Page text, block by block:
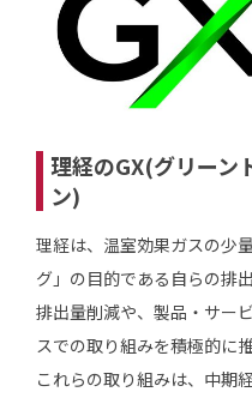
理経のGX(グリーン
ン)
理経は、温室効果ガスの少
グ」の目的である自らの排
排出量削減や、製品・サー
スでの取り組みを積極的に推
これらの取り組みは、中期